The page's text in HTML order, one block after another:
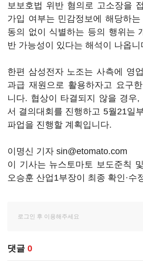
보보호법 위반 혐의로 고소장을
가입 여부는 민감정보에 해당하
동의 없이 식별하는 등의 행위는
반 가능성이 있다는 해석이 나옵니
한편 삼성전자 노조는 사측에 영
과급 재원으로 활용하자고 요구
니다. 협상이 타결되지 않을 경우,
서 결의대회를 진행하고 5월21일
파업을 진행할 계획입니다.
이명신 기자 sin@etomato.com
이 기사는 뉴스토마토 보도준칙
오승훈 산업1부장이 최종 확인·수
댓글 0